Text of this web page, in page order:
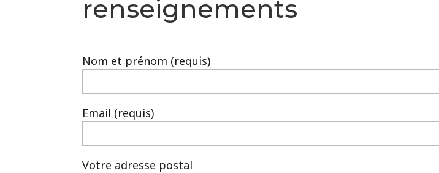
renseignements
Nom et prénom (requis)
Email (requis)
Votre adresse postal